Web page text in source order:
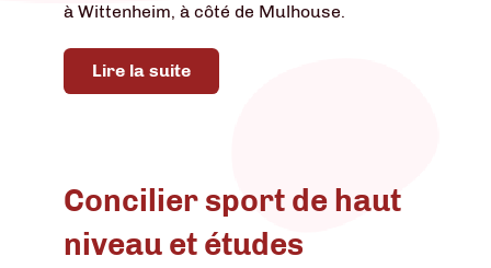
à Wittenheim, à côté de Mulhouse.
Lire la suite
Concilier sport de haut
niveau et études